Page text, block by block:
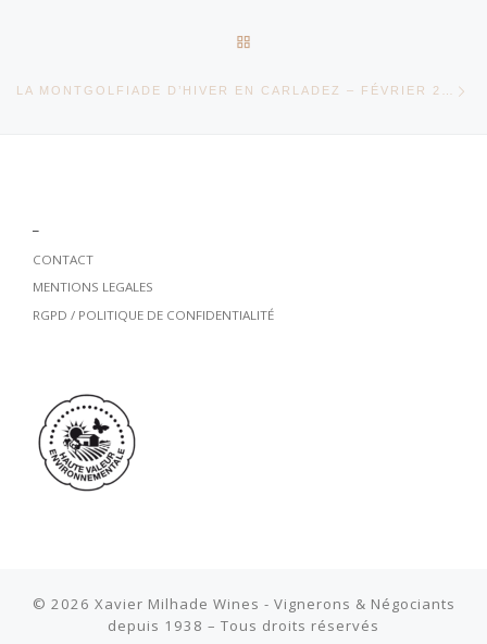
LA MONTGOLFIADE D’HIVER EN CARLADEZ – FÉVRIER 2020
CONTACT
MENTIONS LEGALES
RGPD / POLITIQUE DE CONFIDENTIALITÉ
© 2026 Xavier Milhade Wines - Vignerons & Négociants
depuis 1938 – Tous droits réservés